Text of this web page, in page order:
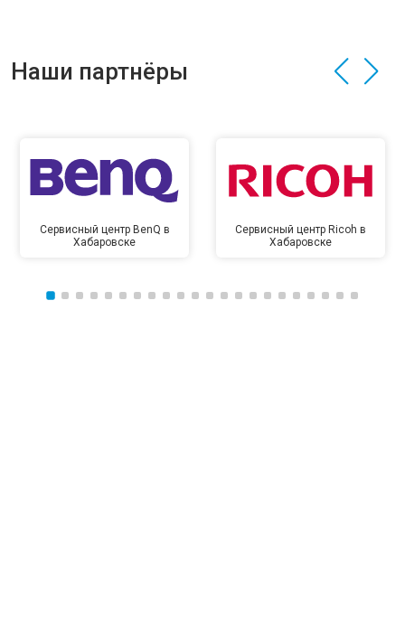
Наши партнёры
Сервисный центр BenQ в
Хабаровске
Сервисный центр Ricoh в
Хабаровске